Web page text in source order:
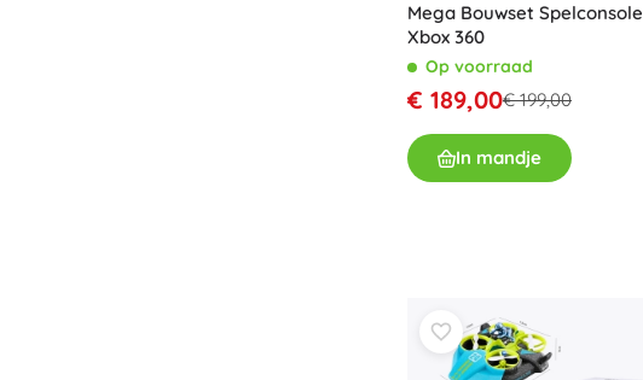
Mega Bouwset Spelconsole
Xbox 360
Op voorraad
€ 189,00€ 199,00
In mandje